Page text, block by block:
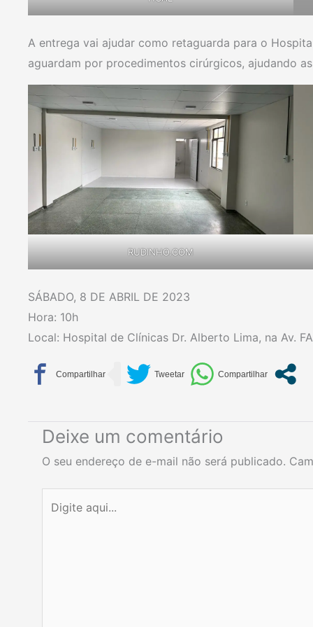
A entrega vai ajudar como retaguarda para o
aguardam por procedimentos cirúrgicos, ajudando
RUDINHO.COM
SÁBADO, 8 DE ABRIL DE 2023
Hora: 10h
Local: Hospital de Clínicas Dr. Alberto Lima, na Av.
Deixe um comentário
O seu endereço de e-mail não será publicado.
aqui...